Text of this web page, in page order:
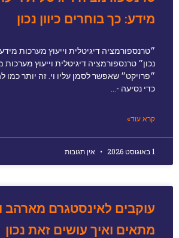
מידע: כך בוחרים כיוון נכון
״טרנספורמציה דיגיטלית וייעוץ מערכות
נכון״ טרנספורמציה דיגיטלית וייעוץ
״פרויקט״ שאפשר לסמן עליו וי. זה יותר כמו
כדי נסיעה -…
קרא עוד»
1 באוגוסט 2026 אין תגובות
עוקבים לאינסטגרם מארהב
מתאים ואיך עושים זאת נכון